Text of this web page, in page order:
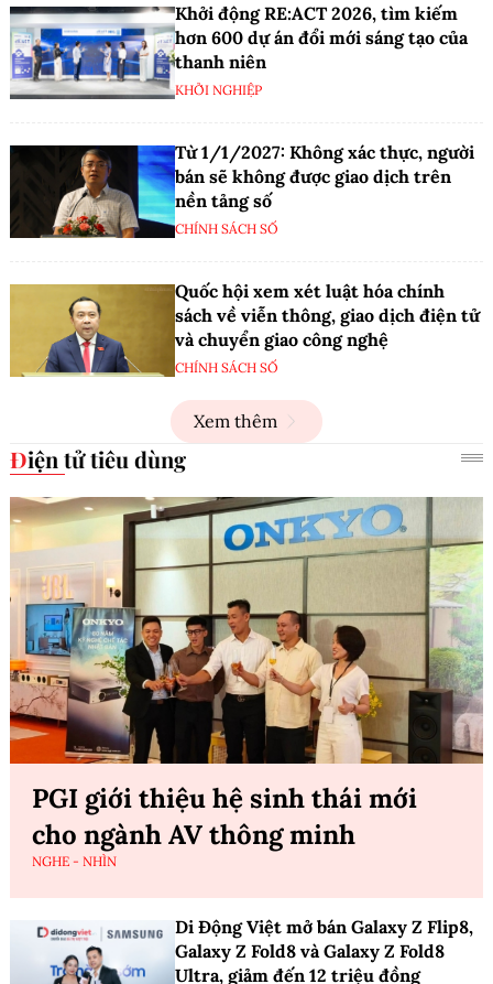
Khởi động RE:ACT 2026, tìm kiếm
hơn 600 dự án đổi mới sáng tạo của
thanh niên
KHỞI NGHIỆP
Từ 1/1/2027: Không xác thực, người
bán sẽ không được giao dịch trên
nền tảng số
CHÍNH SÁCH SỐ
Quốc hội xem xét luật hóa chính
sách về viễn thông, giao dịch điện tử
và chuyển giao công nghệ
CHÍNH SÁCH SỐ
Xem thêm
Điện tử tiêu dùng
PGI giới thiệu hệ sinh thái mới
cho ngành AV thông minh
NGHE - NHÌN
Di Động Việt mở bán Galaxy Z Flip8,
Galaxy Z Fold8 và Galaxy Z Fold8
Ultra, giảm đến 12 triệu đồng